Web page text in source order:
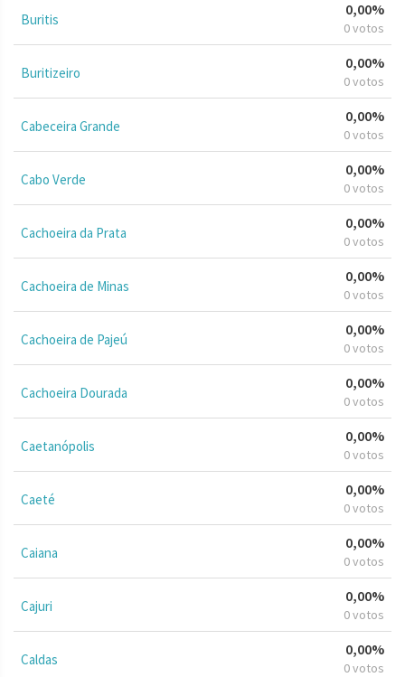
Buritis
0,00%
0 votos
Buritizeiro
0,00%
0 votos
Cabeceira Grande
0,00%
0 votos
Cabo Verde
0,00%
0 votos
Cachoeira da Prata
0,00%
0 votos
Cachoeira de Minas
0,00%
0 votos
Cachoeira de Pajeú
0,00%
0 votos
Cachoeira Dourada
0,00%
0 votos
Caetanópolis
0,00%
0 votos
Caeté
0,00%
0 votos
Caiana
0,00%
0 votos
Cajuri
0,00%
0 votos
Caldas
0,00%
0 votos